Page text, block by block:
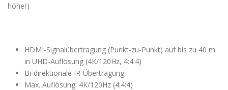
höher)
HDMI-Signalübertragung (Punkt-zu-Punkt) auf bis zu 40 m
in UHD-Auflösung (4K/120Hz, 4:4:4)
Bi-direktionale IR-Übertragung
Max. Auflösung: 4K/120Hz (4:4:4)